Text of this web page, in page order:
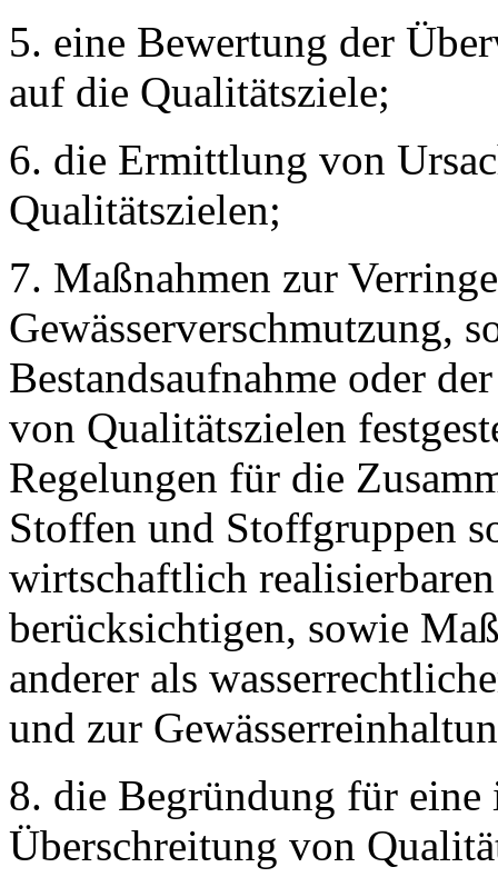
5. eine Bewertung der
auf die Qualitätsziele;
6. die Ermittlung von
Qualitätszielen;
7. Maßnahmen zur
Gewässerverschmutzung,
Bestandsaufnahme oder
von Qualitätszielen
Regelungen für die
Stoffen und Stoffgruppen
wirtschaftlich
berücksichtigen, sowie
anderer als
und zur
8. die Begründung für
Überschreitung von